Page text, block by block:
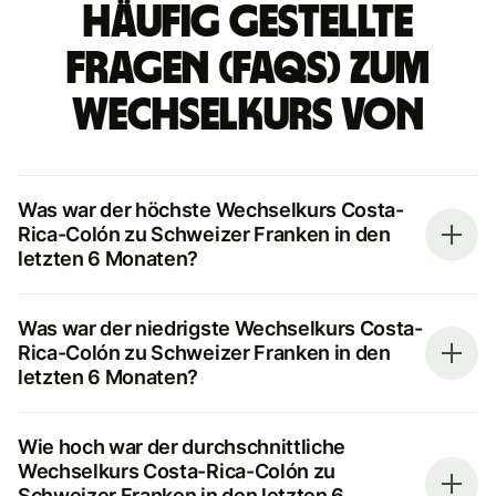
Häufig gestellte
Fragen (FAQs) zum
Wechselkurs von
Was war der höchste Wechselkurs Costa-
Rica-Colón zu Schweizer Franken in den
letzten 6 Monaten?
Was war der niedrigste Wechselkurs Costa-
Rica-Colón zu Schweizer Franken in den
letzten 6 Monaten?
Wie hoch war der durchschnittliche
Wechselkurs Costa-Rica-Colón zu